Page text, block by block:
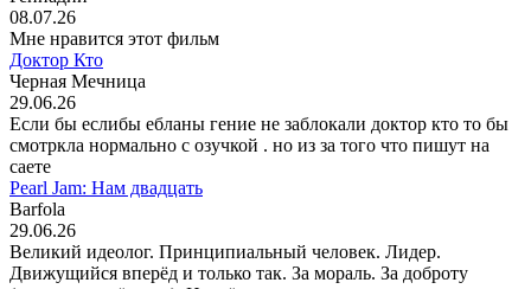
08.07.26
Мне нравится этот фильм
Доктор Кто
Черная Мечница
29.06.26
Если бы еслибы ебланы гение не заблокали доктор кто то бы
смотркла нормально с озучкой . но из за того что пишут на
саете
Pearl Jam: Нам двадцать
Barfola
29.06.26
Великий идеолог. Принципиальный человек. Лидер.
Движущийся вперёд и только так. За мораль. За доброту